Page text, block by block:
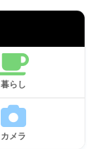
暮らし
カメラ